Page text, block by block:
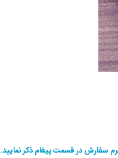
سفارش در قسمت پیغام ذکر نمایید.